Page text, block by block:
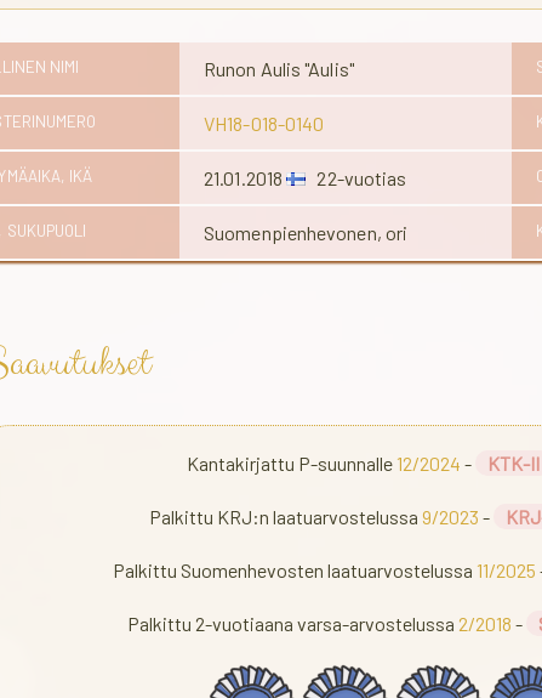
NIMI Runon Aulis "Aulis"
VH18-018-0140
IKÄ 21.01.2018 22-vuotias
SUKUPUOLI Suomenpienhevonen, ori
Kantakirjattu P-suunnalle12/2024 - KTK-II
Palkittu KRJ:n laatuarvostelussa 9/2023 -
Palkittu Suomenhevosten laatuarvostelussa11/2025
Palkittu 2-vuotiaana varsa-arvostelussa 2/2018 -